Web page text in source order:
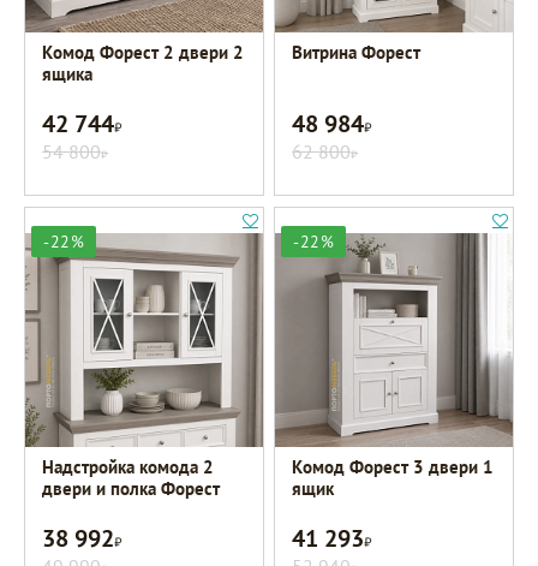
Комод Форест 2 двери 2
ящика
42 744Р
54 800Р
Витрина Форест
48 984Р
62 800Р
-22%
Надстройка комода 2
двери и полка Форест
38 992Р
-22%
Комод Форест 3 двери 1
ящик
41 293Р